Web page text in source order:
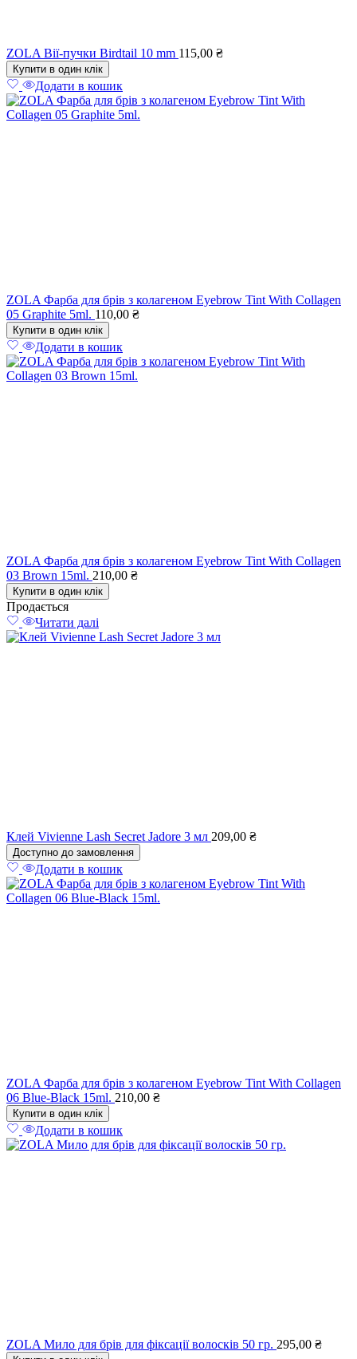
ZOLA Вії-пучки Birdtail 10 mm 115,00 ₴
Купити в один клік
Додати в кошик
ZOLA Фарба для брів з колагеном Eyebrow Tint With Collagen
05 Graphite 5ml. 110,00 ₴
Купити в один клік
Додати в кошик
ZOLA Фарба для брів з колагеном Eyebrow Tint With Collagen
03 Brown 15ml. 210,00 ₴
Купити в один клік
Продається
Читати далі
Клей Vivienne Lash Secret Jadore 3 мл 209,00 ₴
Доступно до замовлення
Додати в кошик
ZOLA Фарба для брів з колагеном Eyebrow Tint With Collagen
06 Blue-Black 15ml. 210,00 ₴
Купити в один клік
Додати в кошик
ZOLA Мило для брів для фіксації волосків 50 гр. 295,00 ₴